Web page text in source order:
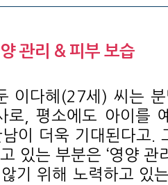
관리 & 피부 보습
이다혜(27세) 씨는 분
로, 평소에도 아이를
이 더욱 기대된다고.
있는 부분은 ‘영양 관
기 위해 노력하고 있